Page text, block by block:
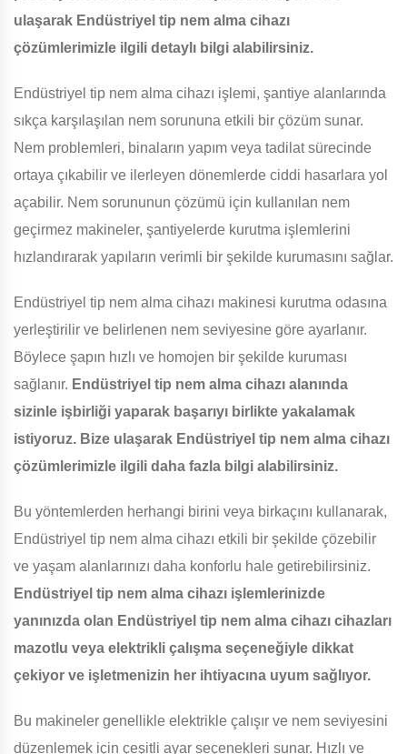
ulaşarak Endüstriyel tip nem alma cihazı
çözümlerimizle ilgili detaylı bilgi alabilirsiniz.
Endüstriyel tip nem alma cihazı işlemi, şantiye alanlarında
sıkça karşılaşılan nem sorununa etkili bir çözüm sunar.
Nem problemleri, binaların yapım veya tadilat sürecinde
ortaya çıkabilir ve ilerleyen dönemlerde ciddi hasarlara yol
açabilir. Nem sorununun çözümü için kullanılan nem
geçirmez makineler, şantiyelerde kurutma işlemlerini
hızlandırarak yapıların verimli bir şekilde kurumasını sağlar.
Endüstriyel tip nem alma cihazı makinesi kurutma odasına
yerleştirilir ve belirlenen nem seviyesine göre ayarlanır.
Böylece şapın hızlı ve homojen bir şekilde kuruması
sağlanır. Endüstriyel tip nem alma cihazı alanında
sizinle işbirliği yaparak başarıyı birlikte yakalamak
istiyoruz. Bize ulaşarak Endüstriyel tip nem alma cihazı
çözümlerimizle ilgili daha fazla bilgi alabilirsiniz.
Bu yöntemlerden herhangi birini veya birkaçını kullanarak,
Endüstriyel tip nem alma cihazı etkili bir şekilde çözebilir
ve yaşam alanlarınızı daha konforlu hale getirebilirsiniz.
Endüstriyel tip nem alma cihazı işlemlerinizde
yanınızda olan Endüstriyel tip nem alma cihazı cihazları
mazotlu veya elektrikli çalışma seçeneğiyle dikkat
çekiyor ve işletmenizin her ihtiyacına uyum sağlıyor.
Bu makineler genellikle elektrikle çalışır ve nem seviyesini
düzenlemek için çeşitli ayar seçenekleri sunar. Hızlı ve